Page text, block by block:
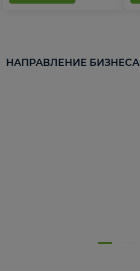
НАПРАВЛЕНИЕ БИЗНЕСА